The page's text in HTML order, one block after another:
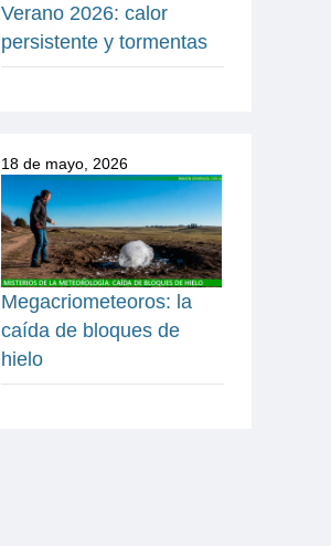
Verano 2026: calor
persistente y tormentas
18 de mayo, 2026
Megacriometeoros: la
caída de bloques de
hielo